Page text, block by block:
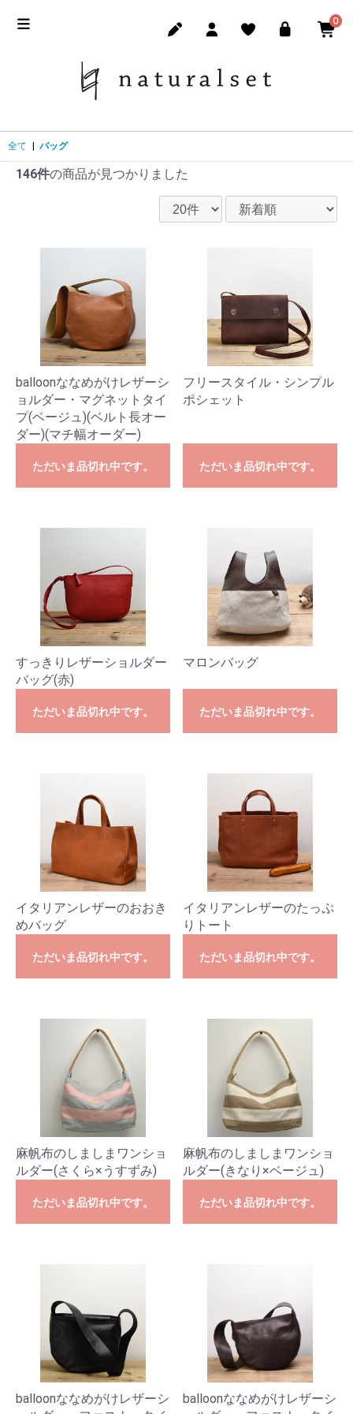
0
全て バッグ
146件の商品が見つかりました
balloonななめがけレザーシ
ョルダー・マグネットタイ
プ(ベージュ)(ベルト長オー
ダー)(マチ幅オーダー)
ただいま品切れ中です。
フリースタイル・シンプル
ポシェット
ただいま品切れ中です。
すっきりレザーショルダー
バッグ(赤)
ただいま品切れ中です。
マロンバッグ
ただいま品切れ中です。
イタリアンレザーのおおき
めバッグ
ただいま品切れ中です。
イタリアンレザーのたっぷ
りトート
ただいま品切れ中です。
麻帆布のしましまワンショ
ルダー(さくら×うすずみ)
ただいま品切れ中です。
麻帆布のしましまワンショ
ルダー(きなり×ベージュ)
ただいま品切れ中です。
balloonななめがけレザーシ
balloonななめがけレザーシ